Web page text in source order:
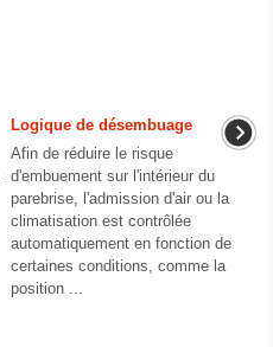
Logique de désembuage
Afin de réduire le risque
d'embuement sur l'intérieur du
parebrise, l'admission d'air ou la
climatisation est contrôlée
automatiquement en fonction de
certaines conditions, comme la
position ...